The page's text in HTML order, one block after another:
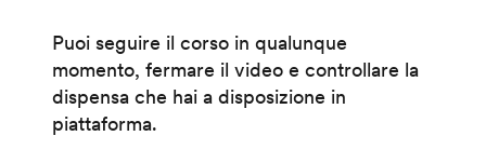
Puoi seguire il corso in qualunque
momento, fermare il video e controllare la
dispensa che hai a disposizione in
piattaforma.